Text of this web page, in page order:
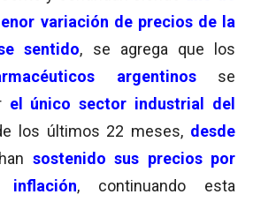
variación de precios de la
sentido, se agrega que los
argentinos
se
el único sector industrial del
los últimos 22 meses, desde
sostenido sus precios por
, continuando esta